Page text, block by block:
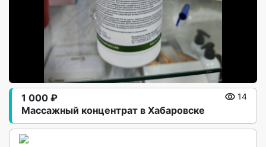
Массажный концентрат в Хабаровске
1 000 ₽ 14